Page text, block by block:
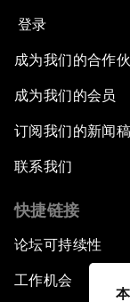
登录
成为我们的合作
成为我们的会员
订阅我们的新闻稿
联系我们
快捷链接
论坛可持续性
工作机会